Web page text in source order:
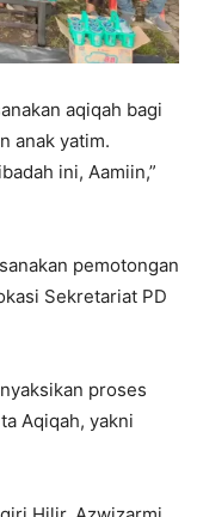
aqiqah bagi
anak yatim.
ini, Aamiin,”
pemotongan
Sekretariat PD
proses
Aqiqah, yakni